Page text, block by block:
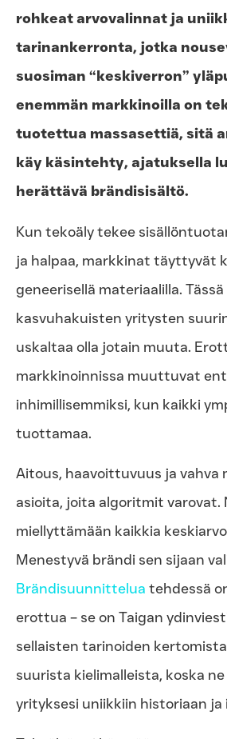
rohkeat arvovalinnat ja
tarinankerronta, jotka
suosiman “keskiverron”
enemmän markkinoilla on
tuotettua massasettiä, sitä
käy käsintehty, ajatuksella
herättävä brändisisältö.
Kun tekoäly tekee
ja halpaa, markkinat täyttyvät
geneerisellä materiaalilla. Tässä
kasvuhakuisten yritysten
uskaltaa olla jotain muuta.
markkinoinnissa muuttuvat
inhimillisemmiksi, kun kaikki
tuottamaa.
Aitous, haavoittuvuus ja vahva
asioita, joita algoritmit varovat.
miellyttämään kaikkia
Menestyvä brändi sen sijaan
Brändisuunnittelua tehdessä
erottua – se on Taigan
sellaisten tarinoiden
suurista kielimalleista, koska
yrityksesi uniikkiin historiaan ja